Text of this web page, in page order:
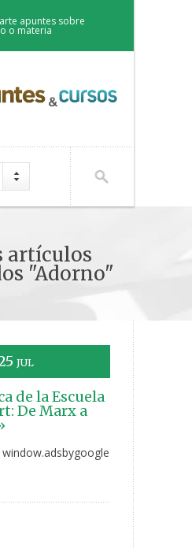
apuntes sobre
o materia
artículos
"Adorno"
JUL
de la Escuela
De Marx a